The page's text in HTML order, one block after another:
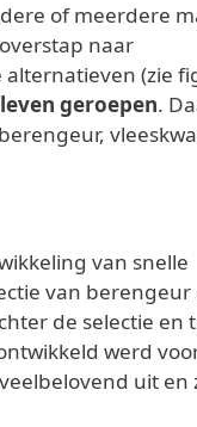
of meerdere
naar
(zie
geroepen.
van snelle
van berengeur
de selectie en
werd
uit en